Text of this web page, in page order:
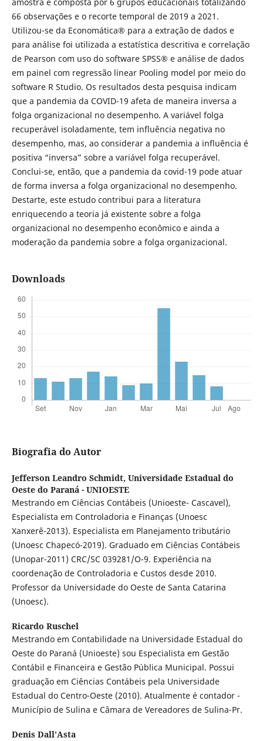
66 observações e o recorte temporal de 2019 a 2021.
Utilizou-se da Economática® para a extração de dados e
para análise foi utilizada a estatística descritiva e correlação
de Pearson com uso do software SPSS® e análise de dados
em painel com regressão linear Pooling model por meio do
software R Studio. Os resultados desta pesquisa indicam
que a pandemia da COVID-19 afeta de maneira inversa a
folga organizacional no desempenho. A variável folga
recuperável isoladamente, tem influência negativa no
desempenho, mas, ao considerar a pandemia a influência é
positiva “inversa” sobre a variável folga recuperável.
Conclui-se, então, que a pandemia da covid-19 pode atuar
de forma inversa a folga organizacional no desempenho.
Destarte, este estudo contribui para a literatura
enriquecendo a teoria já existente sobre a folga
organizacional no desempenho econômico e ainda a
moderação da pandemia sobre a folga organizacional.
Downloads
Biografia do Autor
Jefferson Leandro Schmidt, Universidade Estadual do
Oeste do Paraná - UNIOESTE
Mestrando em Ciências Contábeis (Unioeste- Cascavel),
Especialista em Controladoria e Finanças (Unoesc
Xanxerê-2013). Especialista em Planejamento tributário
(Unoesc Chapecó-2019). Graduado em Ciências Contábeis
(Unopar-2011) CRC/SC 039281/O-9. Experiência na
coordenação de Controladoria e Custos desde 2010.
Professor da Universidade do Oeste de Santa Catarina
(Unoesc).
Ricardo Ruschel
Mestrando em Contabilidade na Universidade Estadual do
Oeste do Paraná (Unioeste) sou Especialista em Gestão
Contábil e Financeira e Gestão Pública Municipal. Possui
graduação em Ciências Contábeis pela Universidade
Estadual do Centro-Oeste (2010). Atualmente é contador -
Município de Sulina e Câmara de Vereadores de Sulina-Pr.
Denis Dall’Asta